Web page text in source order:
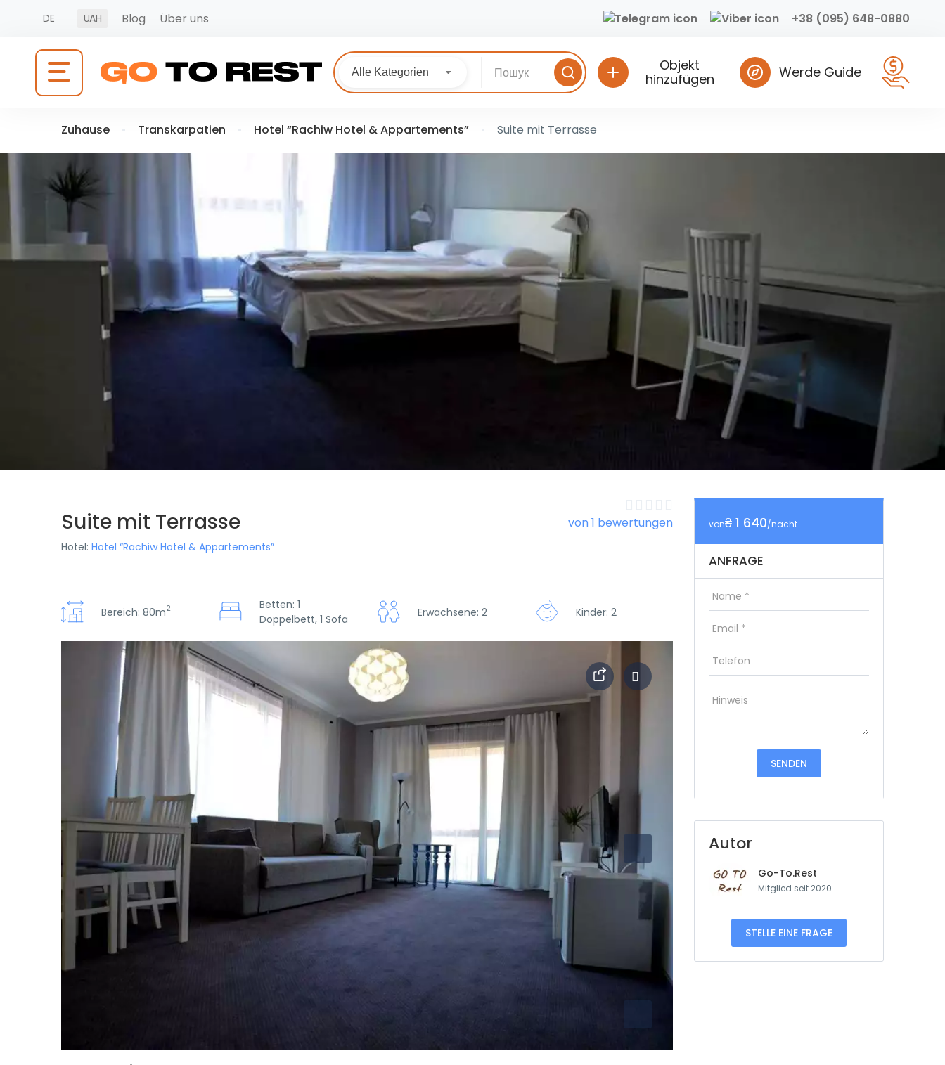
DE UAH Blog Über uns +38 (095) 648-0880
Alle Kategorien
Objekt
hinzufügen
Werde Guide
Zuhause Transkarpatien Hotel “Rachiw Hotel & Appartements” Suite mit Terrasse
Suite mit Terrasse
Hotel: Hotel “Rachiw Hotel & Appartements”
von 1 bewertungen
Bereich: 80m2
Betten: 1
Doppelbett, 1 Sofa
Erwachsene: 2 Kinder: 2
von₴ 1 640/nacht
ANFRAGE
Autor
Go-To.Rest
Mitglied seit 2020
STELLE EINE FRAGE